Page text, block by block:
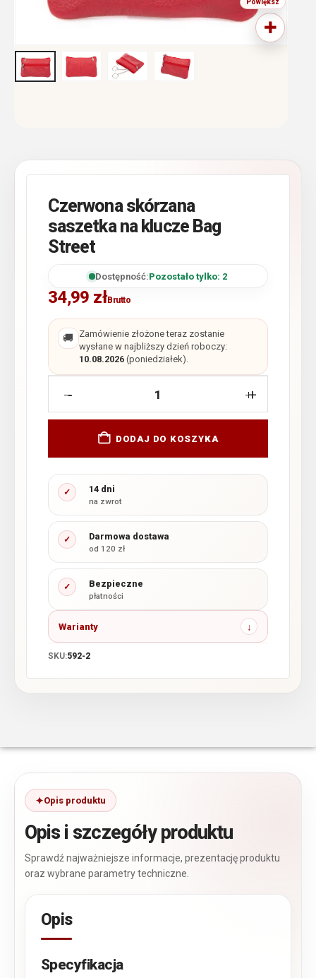
Czerwona skórzana
saszetka na klucze Bag
Street
Dostępność:Pozostało tylko: 2
34,99 złBrutto
🚚 Zamówienie złożone teraz zostanie
wysłane w najbliższy dzień roboczy:
10.08.2026(poniedziałek).
- +
DODAJ DO KOSZYKA
✓ 14 dni
na zwrot
✓ Darmowa dostawa
od 120 zł
✓ Bezpieczne
płatności
Warianty
SKU:592-2
Opis produktu
Opis i szczegóły produktu
Sprawdź najważniejsze informacje, prezentację produktu
oraz wybrane parametry techniczne.
Opis
Specyfikacja